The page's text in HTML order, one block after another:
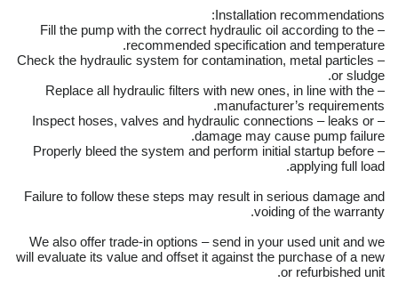
Installation recommendations:
– Fill the pump with the correct hydraulic oil according to the
recommended specification and temperature.
– Check the hydraulic system for contamination, metal particles
or sludge.
– Replace all hydraulic filters with new ones, in line with the
manufacturer’s requirements.
– Inspect hoses, valves and hydraulic connections – leaks or
damage may cause pump failure.
– Properly bleed the system and perform initial startup before
applying full load.
Failure to follow these steps may result in serious damage and
voiding of the warranty.
We also offer trade-in options – send in your used unit and we
will evaluate its value and offset it against the purchase of a new
or refurbished unit.